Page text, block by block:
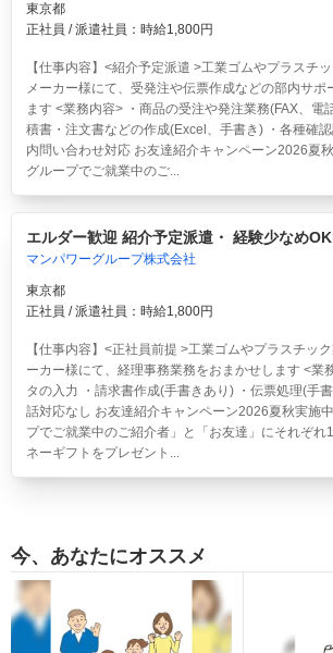
東京都
正社員 / 派遣社員：時給1,800円
【仕事内容】<紹介予定派遣 >工業ゴムやプラスチ
メーカー様にて、受発注や伝票作成などの部内サポ
ます <業務内容> ・商品の受注や発注業務(FAX、電
積書・注文書などの作成(Excel、手書き) ・各種確
内問い合わせ対応 お友達紹介キャンペーン2026夏
グループでご就業中のご...
エルダー歓迎 紹介予定派遣・ 経験少なめ
マンパワーグループ株式会社
東京都
正社員 / 派遣社員：時給1,800円
【仕事内容】<正社員前提 >工業ゴムやプラスチッ
ーカー様にて、経理事務業務をおまかせします <業
タの入力 ・請求書作成(手書きあり) ・伝票処理(手
話対応なし お友達紹介キャンペーン2026夏秋実施
プでご就業中のご紹介者」と「お友達」にそれぞれ
ネーギフトをプレゼント...
今、あなたにオススメ